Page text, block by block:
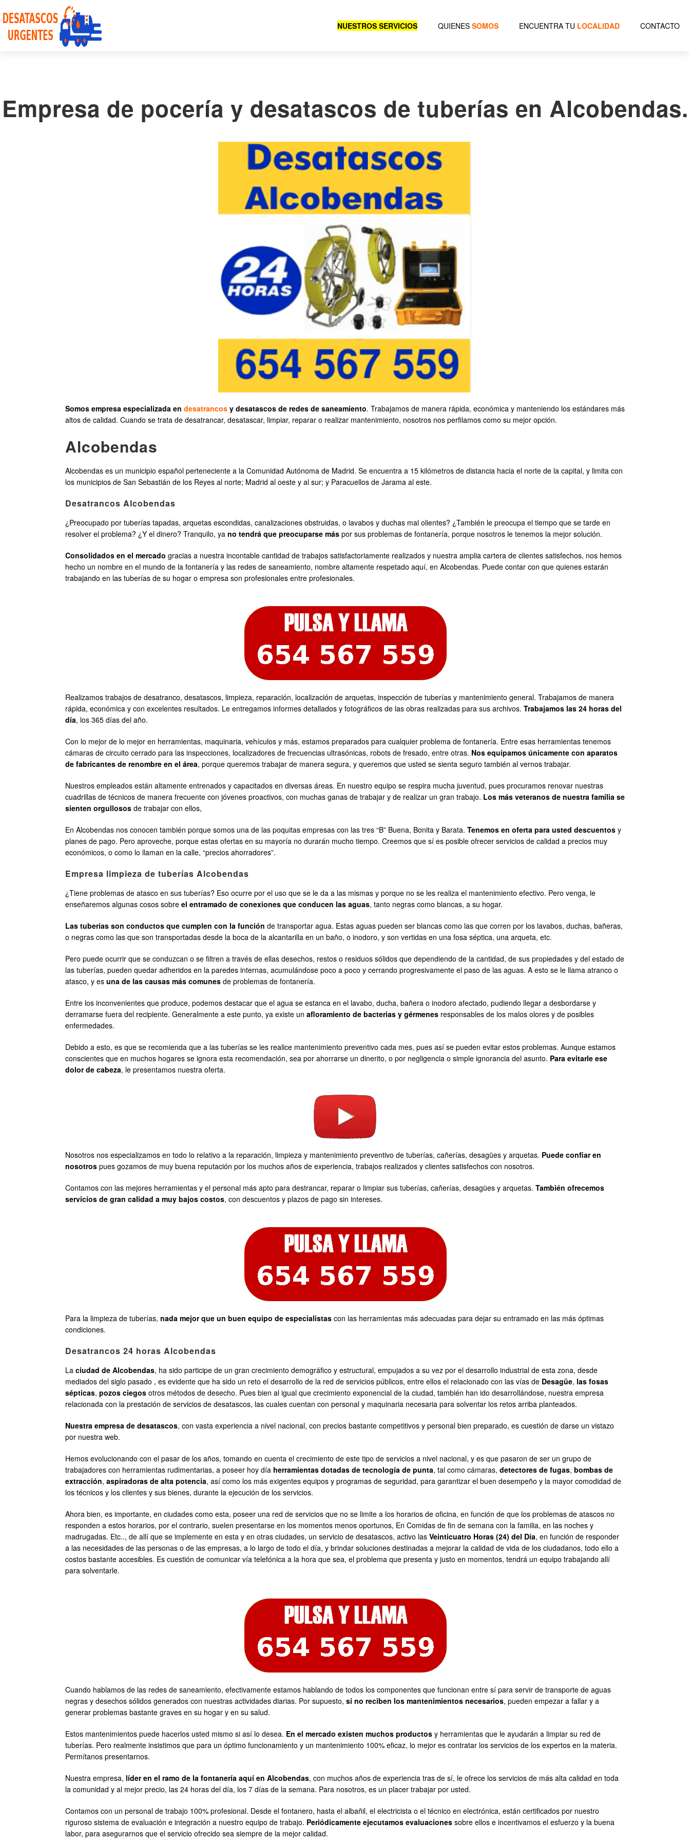
NUESTROS SERVICIOS QUIENES SOMOS ENCUENTRA TU LOCALIDAD CONTACTO
Empresa de pocería y desatascos de tuberías en Alcobendas.
Somos empresa especializada en desatrancos y desatascos de redes de saneamiento. Trabajamos de manera rápida, económica y manteniendo los estándares más
altos de calidad. Cuando se trata de desatrancar, desatascar, limpiar, reparar o realizar mantenimiento, nosotros nos perfilamos como su mejor opción.
Alcobendas
Alcobendas es un municipio español perteneciente a la Comunidad Autónoma de Madrid. Se encuentra a 15 kilómetros de distancia hacia el norte de la capital, y limita con
los municipios de San Sebastián de los Reyes al norte; Madrid al oeste y al sur; y Paracuellos de Jarama al este.
Desatrancos Alcobendas
¿Preocupado por tuberías tapadas, arquetas escondidas, canalizaciones obstruidas, o lavabos y duchas mal olientes? ¿También le preocupa el tiempo que se tarde en
resolver el problema? ¿Y el dinero? Tranquilo, ya no tendrá que preocuparse más por sus problemas de fontanería, porque nosotros le tenemos la mejor solución.
Consolidados en el mercado gracias a nuestra incontable cantidad de trabajos satisfactoriamente realizados y nuestra amplia cartera de clientes satisfechos, nos hemos
hecho un nombre en el mundo de la fontanería y las redes de saneamiento, nombre altamente respetado aquí, en Alcobendas. Puede contar con que quienes estarán
trabajando en las tuberías de su hogar o empresa son profesionales entre profesionales.
Realizamos trabajos de desatranco, desatascos, limpieza, reparación, localización de arquetas, inspección de tuberías y mantenimiento general. Trabajamos de manera
rápida, económica y con excelentes resultados. Le entregamos informes detallados y fotográficos de las obras realizadas para sus archivos. Trabajamos las 24 horas del
día, los 365 días del año.
Con lo mejor de lo mejor en herramientas, maquinaria, vehículos y más, estamos preparados para cualquier problema de fontanería. Entre esas herramientas tenemos
cámaras de circuito cerrado para las inspecciones, localizadores de frecuencias ultrasónicas, robots de fresado, entre otras. Nos equipamos únicamente con aparatos
de fabricantes de renombre en el área, porque queremos trabajar de manera segura, y queremos que usted se sienta seguro también al vernos trabajar.
Nuestros empleados están altamente entrenados y capacitados en diversas áreas. En nuestro equipo se respira mucha juventud, pues procuramos renovar nuestras
cuadrillas de técnicos de manera frecuente con jóvenes proactivos, con muchas ganas de trabajar y de realizar un gran trabajo. Los más veteranos de nuestra familia se
sienten orgullosos de trabajar con ellos,
En Alcobendas nos conocen también porque somos una de las poquitas empresas con las tres “B” Buena, Bonita y Barata. Tenemos en oferta para usted descuentos y
planes de pago. Pero aproveche, porque estas ofertas en su mayoría no durarán mucho tiempo. Creemos que sí es posible ofrecer servicios de calidad a precios muy
económicos, o como lo llaman en la calle, “precios ahorradores”.
Empresa limpieza de tuberías Alcobendas
¿Tiene problemas de atasco en sus tuberías? Eso ocurre por el uso que se le da a las mismas y porque no se les realiza el mantenimiento efectivo. Pero venga, le
enseñaremos algunas cosos sobre el entramado de conexiones que conducen las aguas, tanto negras como blancas, a su hogar.
Las tuberías son conductos que cumplen con la función de transportar agua. Estas aguas pueden ser blancas como las que corren por los lavabos, duchas, bañeras,
o negras como las que son transportadas desde la boca de la alcantarilla en un baño, o inodoro, y son vertidas en una fosa séptica, una arqueta, etc.
Pero puede ocurrir que se conduzcan o se filtren a través de ellas desechos, restos o residuos sólidos que dependiendo de la cantidad, de sus propiedades y del estado de
las tuberías, pueden quedar adheridos en la paredes internas, acumulándose poco a poco y cerrando progresivamente el paso de las aguas. A esto se le llama atranco o
atasco, y es una de las causas más comunes de problemas de fontanería.
Entre los inconvenientes que produce, podemos destacar que el agua se estanca en el lavabo, ducha, bañera o inodoro afectado, pudiendo llegar a desbordarse y
derramarse fuera del recipiente. Generalmente a este punto, ya existe un afloramiento de bacterias y gérmenes responsables de los malos olores y de posibles
enfermedades.
Debido a esto, es que se recomienda que a las tuberías se les realice mantenimiento preventivo cada mes, pues así se pueden evitar estos problemas. Aunque estamos
conscientes que en muchos hogares se ignora esta recomendación, sea por ahorrarse un dinerito, o por negligencia o simple ignorancia del asunto. Para evitarle ese
dolor de cabeza, le presentamos nuestra oferta.
Nosotros nos especializamos en todo lo relativo a la reparación, limpieza y mantenimiento preventivo de tuberías, cañerías, desagües y arquetas. Puede confiar en
nosotros pues gozamos de muy buena reputación por los muchos años de experiencia, trabajos realizados y clientes satisfechos con nosotros.
Contamos con las mejores herramientas y el personal más apto para destrancar, reparar o limpiar sus tuberías, cañerías, desagües y arquetas. También ofrecemos
servicios de gran calidad a muy bajos costos, con descuentos y plazos de pago sin intereses.
Para la limpieza de tuberías, nada mejor que un buen equipo de especialistas con las herramientas más adecuadas para dejar su entramado en las más óptimas
condiciones.
Desatrancos 24 horas Alcobendas
La ciudad de Alcobendas, ha sido participe de un gran crecimiento demográfico y estructural, empujados a su vez por el desarrollo industrial de esta zona, desde
mediados del siglo pasado , es evidente que ha sido un reto el desarrollo de la red de servicios públicos, entre ellos el relacionado con las vías de Desagüe, las fosas
sépticas, pozos ciegos otros métodos de desecho. Pues bien al igual que crecimiento exponencial de la ciudad, también han ido desarrollándose, nuestra empresa
relacionada con la prestación de servicios de desatascos, las cuales cuentan con personal y maquinaria necesaria para solventar los retos arriba planteados.
Nuestra empresa de desatascos, con vasta experiencia a nivel nacional, con precios bastante competitivos y personal bien preparado, es cuestión de darse un vistazo
por nuestra web.
Hemos evolucionando con el pasar de los años, tomando en cuenta el crecimiento de este tipo de servicios a nivel nacional, y es que pasaron de ser un grupo de
trabajadores con herramientas rudimentarias, a poseer hoy día herramientas dotadas de tecnología de punta, tal como cámaras, detectores de fugas, bombas de
extracción, aspiradoras de alta potencia, así como los más exigentes equipos y programas de seguridad, para garantizar el buen desempeño y la mayor comodidad de
los técnicos y los clientes y sus bienes, durante la ejecución de los servicios.
Ahora bien, es importante, en ciudades como esta, poseer una red de servicios que no se limite a los horarios de oficina, en función de que los problemas de atascos no
responden a estos horarios, por el contrario, suelen presentarse en los momentos menos oportunos, En Comidas de fin de semana con la familia, en las noches y
madrugadas. Etc.., de allí que se implemente en esta y en otras ciudades, un servicio de desatascos, activo las Veinticuatro Horas (24) del Día, en función de responder
a las necesidades de las personas o de las empresas, a lo largo de todo el día, y brindar soluciones destinadas a mejorar la calidad de vida de los ciudadanos, todo ello a
costos bastante accesibles. Es cuestión de comunicar vía telefónica a la hora que sea, el problema que presenta y justo en momentos, tendrá un equipo trabajando allí
para solventarle.
Cuando hablamos de las redes de saneamiento, efectivamente estamos hablando de todos los componentes que funcionan entre sí para servir de transporte de aguas
negras y desechos sólidos generados con nuestras actividades diarias. Por supuesto, si no reciben los mantenimientos necesarios, pueden empezar a fallar y a
generar problemas bastante graves en su hogar y en su salud.
Estos mantenimientos puede hacerlos usted mismo si así lo desea. En el mercado existen muchos productos y herramientas que le ayudarán a limpiar su red de
tuberías. Pero realmente insistimos que para un óptimo funcionamiento y un mantenimiento 100% eficaz, lo mejor es contratar los servicios de los expertos en la materia.
Permítanos presentarnos.
Nuestra empresa, líder en el ramo de la fontanería aquí en Alcobendas, con muchos años de experiencia tras de sí, le ofrece los servicios de más alta calidad en toda
la comunidad y al mejor precio, las 24 horas del día, los 7 días de la semana. Para nosotros, es un placer trabajar por usted.
Contamos con un personal de trabajo 100% profesional. Desde el fontanero, hasta el albañil, el electricista o el técnico en electrónica, están certificados por nuestro
riguroso sistema de evaluación e integración a nuestro equipo de trabajo. Periódicamente ejecutamos evaluaciones sobre ellos e incentivamos el esfuerzo y la buena
labor, para asegurarnos que el servicio ofrecido sea siempre de la mejor calidad.